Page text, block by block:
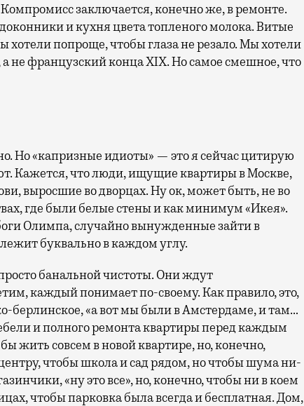
Компромисс заключается, конечно же, в ремонте.
и кухня цвета топленого молока. Витые
попроще, чтобы глаза не резало. Мы хотели
не французский конца XIX. Но самое смешное, что
Но «капризные идиоты» — это я сейчас цитирую
Кажется, что люди, ищущие квартиры в Москве,
выросшие во дворцах. Ну ок, может быть, не во
где были белые стены и как минимум «Икея».
Олимпа, случайно вынужденные зайти в
буквально в каждом углу.
банальной чистоты. Они ждут
каждый понимает по-своему. Как правило, это,
берлинское, «а вот мы были в Амстердаме, и там…
и полного ремонта квартиры перед каждым
жить совсем в новой квартире, но, конечно,
чтобы школа и сад рядом, но чтобы шума ни-
«ну это все», но, конечно, чтобы ни в коем
чтобы парковка была всегда и бесплатная. Дом,